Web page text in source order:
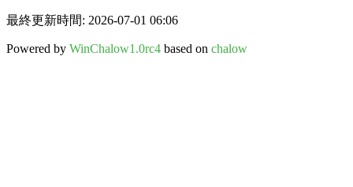
最終更新時間: 2026-07-01 06:06
Powered by WinChalow1.0rc4 based on chalow